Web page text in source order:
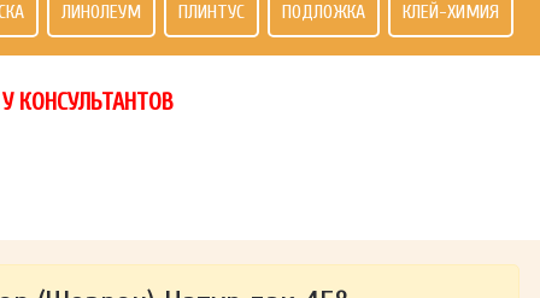
ЛИНОЛЕУМ ПЛИНТУС ПОДЛОЖКА КЛЕЙ-ХИМИЯ
КОНСУЛЬТАНТОВ